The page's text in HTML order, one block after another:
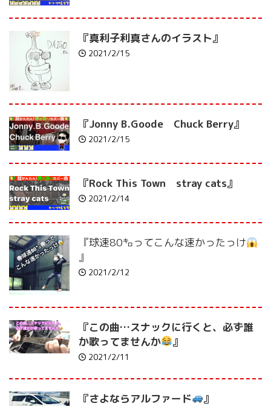
『真利子利真さんのイラスト』
2021/2/15
『Jonny B.Goode Chuck Berry』
2021/2/15
『Rock This Town stray cats』
2021/2/14
『球速80㌔ってこんな速かったっけ
』
2021/2/12
『この曲…スナックに行くと、必ず誰
か歌ってませんか
』
2021/2/11
『さよならアルファード 』